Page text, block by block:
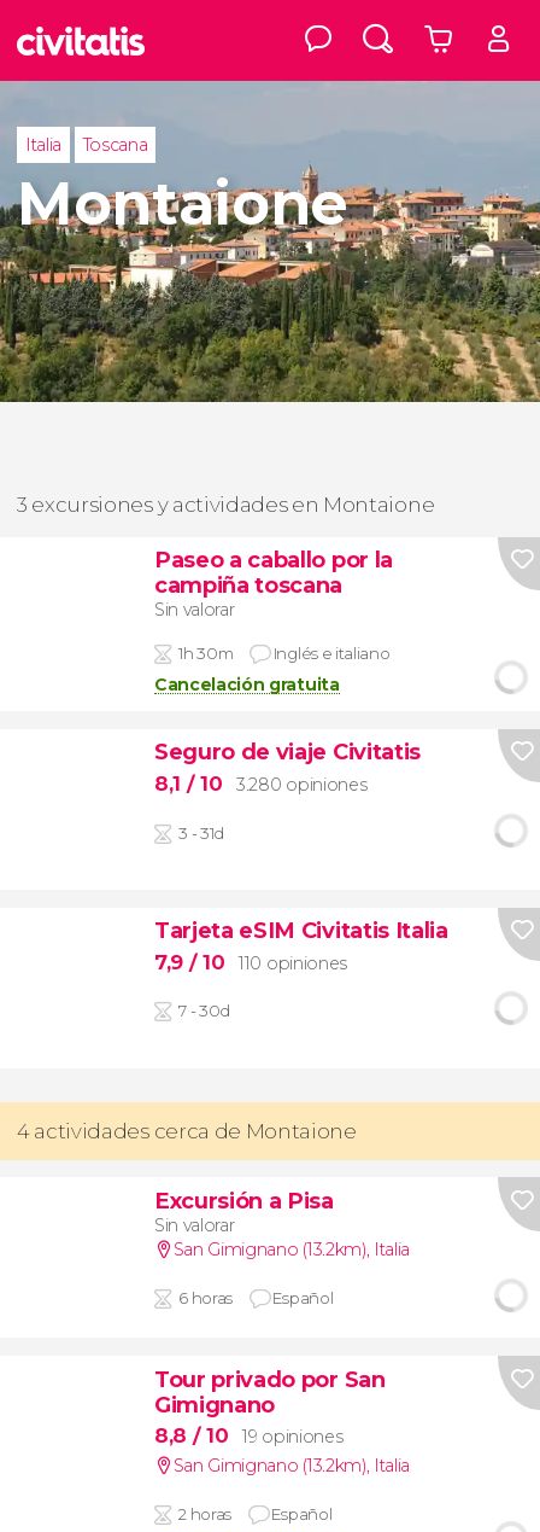
Italia Toscana
Montaione
3 excursiones y actividades en Montaione
Paseo a caballo por la
campiña toscana
Sin valorar
1h 30m Inglés e italiano
Cancelación gratuita
Seguro de viaje Civitatis
8,1 / 10 3.280 opiniones
3 - 31d
Tarjeta eSIM Civitatis Italia
7,9 / 10 110 opiniones
7 - 30d
4 actividades cerca de Montaione
Excursión a Pisa
Sin valorar
San Gimignano (13.2km), Italia
6 horas Español
Tour privado por San
Gimignano
8,8 / 10
19 opiniones
San Gimignano (13.2km), Italia
2 horas Español